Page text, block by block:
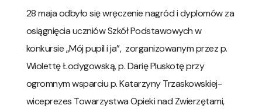
28 maja odbyło się wręczenie nagród i dyplomów za
osiągnięcia uczniów Szkół Podstawowych w
konkursie „Mój pupil i ja”, zorganizowanym przez p.
Wiolettę Łodygowską, p. Darię Pluskotę przy
ogromnym wsparciu p. Katarzyny Trzaskowskiej-
wiceprezes Towarzystwa Opieki nad Zwierzętami,